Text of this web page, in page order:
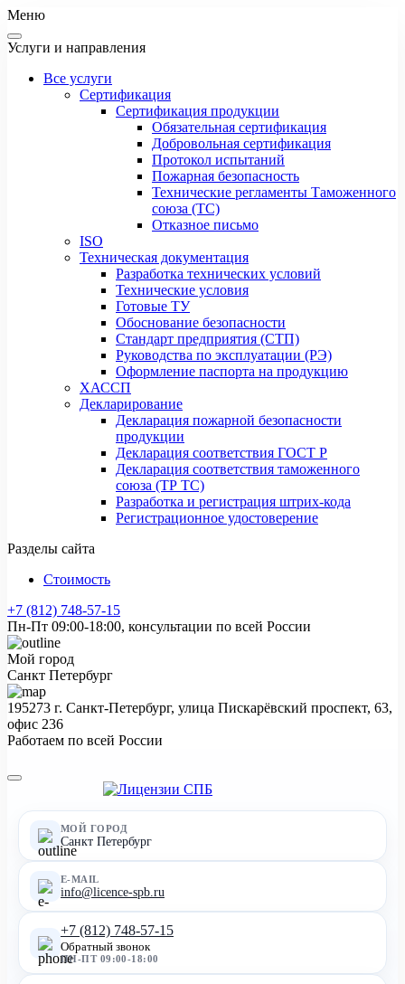
Меню
Услуги и направления
Все услуги
Сертификация
Сертификация продукции
Обязательная сертификация
Добровольная сертификация
Протокол испытаний
Пожарная безопасность
Технические регламенты Таможенного
союза (ТС)
Отказное письмо
ISO
Техническая документация
Разработка технических условий
Технические условия
Готовые ТУ
Обоснование безопасности
Стандарт предприятия (СТП)
Руководства по эксплуатации (РЭ)
Оформление паспорта на продукцию
ХАССП
Декларирование
Декларация пожарной безопасности
продукции
Декларация соответствия ГОСТ Р
Декларация соответствия таможенного
союза (ТР ТС)
Разработка и регистрация штрих-кода
Регистрационное удостоверение
Разделы сайта
Стоимость
+7 (812) 748-57-15
Пн-Пт 09:00-18:00, консультации по всей России
Мой город
Санкт Петербург
195273 г. Санкт-Петербург, улица Пискарёвский проспект, 63,
офис 236
Работаем по всей России
МОЙ ГОРОД
Санкт Петербург
E-MAIL
info@licence-spb.ru
+7 (812) 748-57-15
Обратный звонок
ПН-ПТ 09:00-18:00